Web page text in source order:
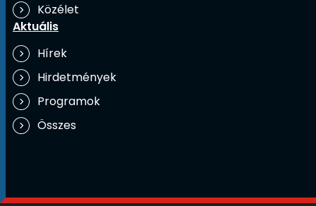
Közélet
Aktuális
Hírek
Hirdetmények
Programok
Összes